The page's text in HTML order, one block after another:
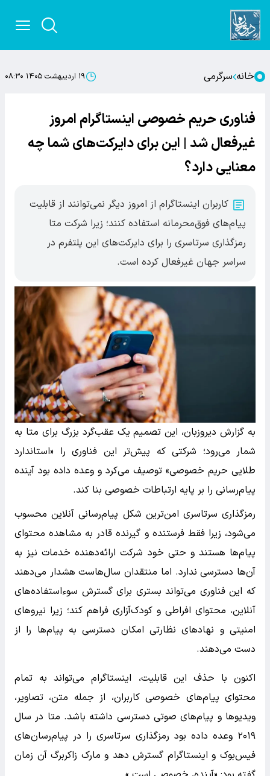
خانه سرگرمی ۱۹ اردیبهشت ۱۴۰۵ ۰۸:۳۰
فناوری حریم خصوصی اینستاگرام امروز
غیرفعال شد | این برای دایرکت‌های شما چه
معنایی دارد؟
کاربران اینستاگرام از امروز دیگر نمی‌توانند از قابلیت
پیام‌های فوق‌محرمانه استفاده کنند؛ زیرا شرکت متا
رمزگذاری سرتاسری را برای دایرکت‌های این پلتفرم در
سراسر جهان غیرفعال کرده است.
به گزارش دیروزبان، این تصمیم یک عقب‌گرد بزرگ برای متا به
شمار می‌رود؛ شرکتی که پیش‌تر این فناوری را «استاندارد
طلایی حریم خصوصی» توصیف می‌کرد و وعده داده بود آینده
پیام‌رسانی را بر پایه ارتباطات خصوصی بنا کند.
رمزگذاری سرتاسری امن‌ترین شکل پیام‌رسانی آنلاین محسوب
می‌شود، زیرا فقط فرستنده و گیرنده قادر به مشاهده محتوای
پیام‌ها هستند و حتی خود شرکت ارائه‌دهنده خدمات نیز به
آن‌ها دسترسی ندارد. اما منتقدان سال‌هاست هشدار می‌دهند
که این فناوری می‌تواند بستری برای گسترش سوءاستفاده‌های
آنلاین، محتوای افراطی و کودک‌آزاری فراهم کند؛ زیرا نیروهای
امنیتی و نهادهای نظارتی امکان دسترسی به پیام‌ها را از
دست می‌دهند.
اکنون با حذف این قابلیت، اینستاگرام می‌تواند به تمام
محتوای پیام‌های خصوصی کاربران، از جمله متن، تصاویر،
ویدیوها و پیام‌های صوتی دسترسی داشته باشد. متا در سال
۲۰۱۹ وعده داده بود رمزگذاری سرتاسری را در پیام‌رسان‌های
فیس‌بوک و اینستاگرام گسترش دهد و مارک زاکربرگ آن زمان